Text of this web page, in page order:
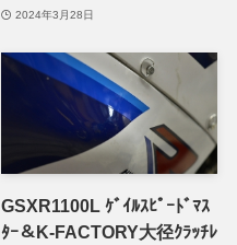
2024年3月28日
GSXR1100L ｹﾞｲﾙｽﾋﾟｰﾄﾞﾏｽ
ﾀｰ＆K-FACTORY大径ｸﾗｯﾁﾚ